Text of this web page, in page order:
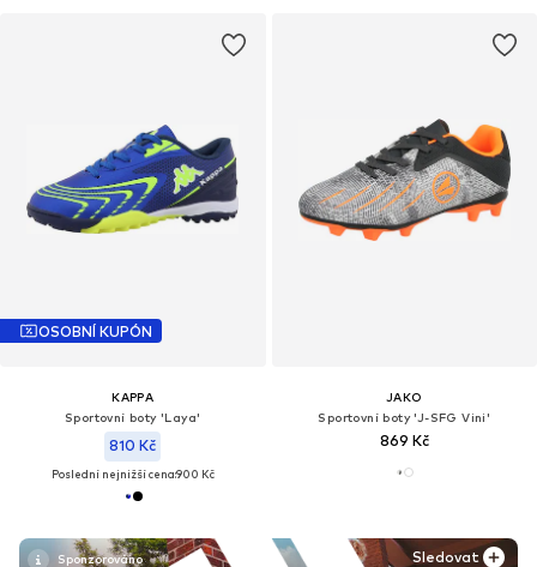
OSOBNÍ KUPÓN
KAPPA
Sportovní boty 'Laya'
810 Kč
Poslední nejnižší cena:900 Kč
Sledovat
JAKO
Sportovní boty 'J-SFG Vini'
869 Kč